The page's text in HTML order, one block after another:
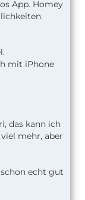
App. Homey
mit iPhone
das kann ich
mehr, aber
echt gut